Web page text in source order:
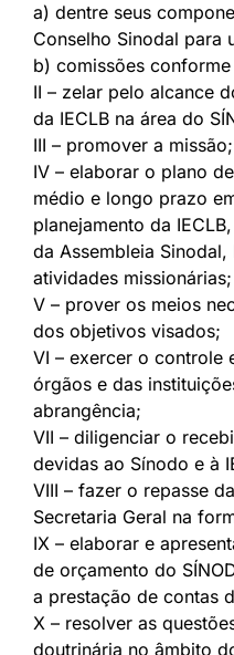
a) dentre seus
Conselho Sinodal para
b) comissões
II – zelar pelo alcance
da IECLB na área do
III – promover a missão;
IV – elaborar o plano
médio e longo prazo
planejamento da
da Assembleia
atividades missionárias;
V – prover os meios
dos objetivos visados;
VI – exercer o controle
órgãos e das
abrangência;
VII – diligenciar o
devidas ao Sínodo e à
VIII – fazer o repasse
Secretaria Geral na
IX – elaborar e
de orçamento do
a prestação de contas
X – resolver as
doutrinária no âmbito